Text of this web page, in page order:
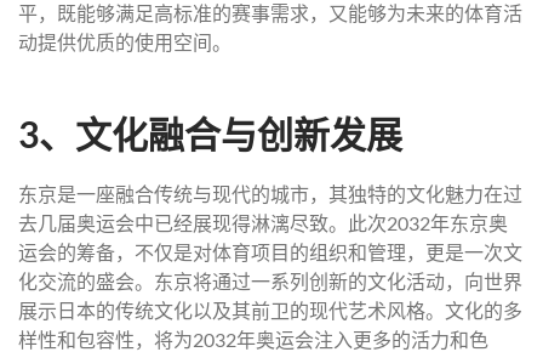
平，既能够满足高标准的赛事需求，又能够为未来的体育活
动提供优质的使用空间。
3、文化融合与创新发展
东京是一座融合传统与现代的城市，其独特的文化魅力在过
去几届奥运会中已经展现得淋漓尽致。此次2032年东京奥
运会的筹备，不仅是对体育项目的组织和管理，更是一次文
化交流的盛会。东京将通过一系列创新的文化活动，向世界
展示日本的传统文化以及其前卫的现代艺术风格。文化的多
样性和包容性，将为2032年奥运会注入更多的活力和色